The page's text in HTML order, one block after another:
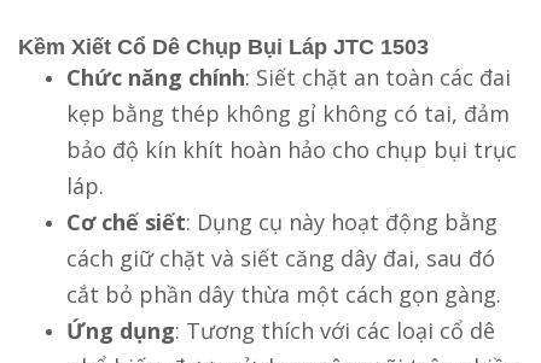
Kềm Xiết Cổ Dê Chụp Bụi Láp JTC 1503
Chức năng chính: Siết chặt an toàn các đai
kẹp bằng thép không gỉ không có tai, đảm
bảo độ kín khít hoàn hảo cho chụp bụi trục
láp.
Cơ chế siết: Dụng cụ này hoạt động bằng
cách giữ chặt và siết căng dây đai, sau đó
cắt bỏ phần dây thừa một cách gọn gàng.
Ứng dụng: Tương thích với các loại cổ dê